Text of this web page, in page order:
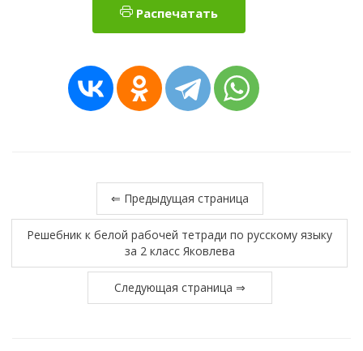
Распечатать
⇐ Предыдущая страница
Решебник к белой рабочей тетради по русскому языку
за 2 класс Яковлева
Следующая страница ⇒